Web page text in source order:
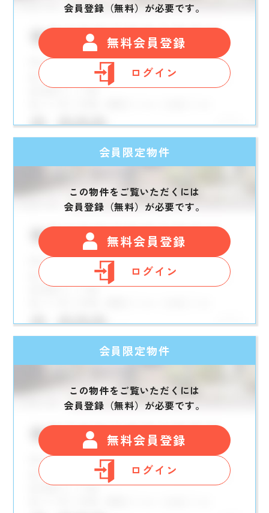
会員登録（無料）が必要です。
無料会員登録
ログイン
会員限定物件
この物件をご覧いただくには
会員登録（無料）が必要です。
無料会員登録
ログイン
会員限定物件
この物件をご覧いただくには
会員登録（無料）が必要です。
無料会員登録
ログイン